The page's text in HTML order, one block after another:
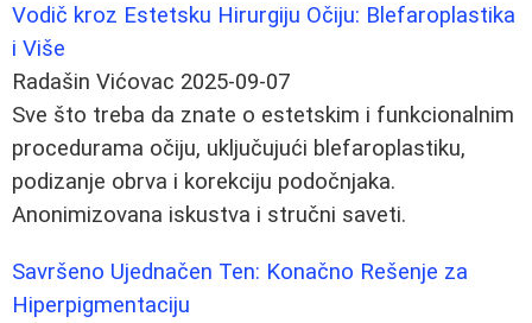
Vodič kroz Estetsku Hirurgiju Očiju: Blefaroplastika
i Više
Radašin Vićovac 2025-09-07
Sve što treba da znate o estetskim i funkcionalnim
procedurama očiju, uključujući blefaroplastiku,
podizanje obrva i korekciju podočnjaka.
Anonimizovana iskustva i stručni saveti.
Savršeno Ujednačen Ten: Konačno Rešenje za
Hiperpigmentaciju